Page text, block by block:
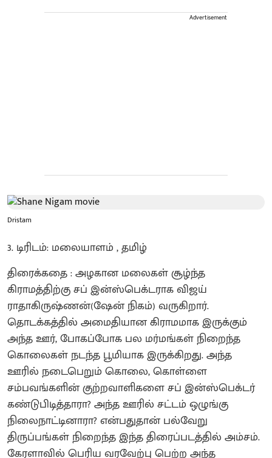
Advertisement
Dristam
3. டிரிடம்: மலையாளம் , தமிழ்
திரைக்கதை : அழகான மலைகள் சூழ்ந்த
கிராமத்திற்கு சப் இன்ஸ்பெக்டராக விஜய்
ராதாகிருஷ்ணன்(ஷேன் நிகம்) வருகிறார்.
தொடக்கத்தில் அமைதியான கிராமமாக இருக்கும்
அந்த ஊர், போகப்போக பல மர்மங்கள் நிறைந்த
கொலைகள் நடந்த பூமியாக இருக்கிறது. அந்த
ஊரில் நடைபெறும் கொலை, கொள்ளை
சம்பவங்களின் குற்றவாளிகளை சப் இன்ஸ்பெக்டர்
கண்டுபிடித்தாரா? அந்த ஊரில் சட்டம் ஒழுங்கு
நிலைநாட்டினாரா? என்பதுதான் பல்வேறு
திருப்பங்கள் நிறைந்த இந்த திரைப்படத்தில் அம்சம்.
கேரளாவில் பெரிய வரவேற்பு பெற்ற அந்த